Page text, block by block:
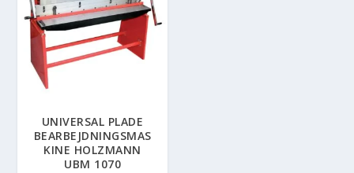
UNIVERSAL PLADE
BEARBEJDNINGSMAS
KINE HOLZMANN
UBM 1070